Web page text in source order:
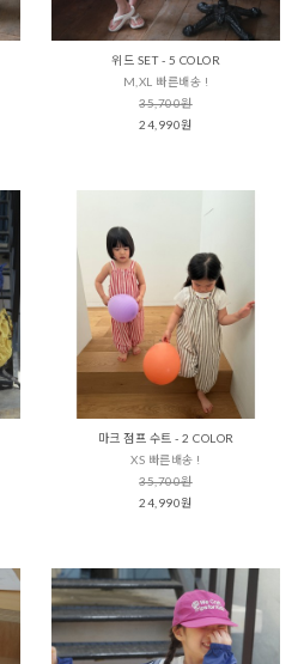
위드 SET - 5 COLOR
M,XL 빠른배송 !
35,700원
24,990원
마크 점프 수트 - 2 COLOR
XS 빠른배송 !
35,700원
24,990원